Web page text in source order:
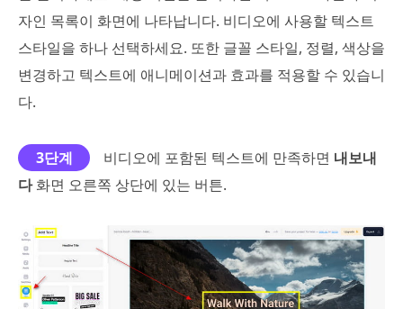
자인 목록이 화면에 나타납니다. 비디오에 사용할 텍스트
스타일을 하나 선택하세요. 또한 글꼴 스타일, 정렬, 색상을
변경하고 텍스트에 애니메이션과 효과를 적용할 수 있습니
다.
3단계 비디오에 포함된 텍스트에 만족하면 내보내
다화면 오른쪽 상단에 있는 버튼.